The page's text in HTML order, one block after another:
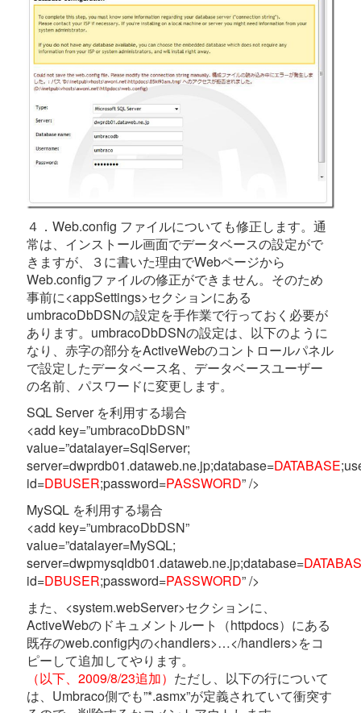
４．Web.config ファイルについても修正します。通
常は、インストール画面でデータベースの設定がで
きますが、３に書いた理由でWebページから
Web.configファイルの修正ができません。そのため
事前に<appSettings>セクションにある
umbracoDbDSNの設定を手作業で行っておく必要が
あります。umbracoDbDSNの設定は、以下のように
なり、赤字の部分をActiveWebのコントロールパネル
で設定したデータベース名、データベースユーザー
の名前、パスワードに変更します。
SQL Server を利用する場合
<add key=”umbracoDbDSN”
value=”datalayer=SqlServer;
server=dwprdb01.dataweb.ne.jp;database=DATABASE
id=DBUSER;password=PASSWORD” />
MySQL を利用する場合
<add key=”umbracoDbDSN”
value=”datalayer=MySQL;
server=dwpmysqldb01.dataweb.ne.jp;database=
id=DBUSER;password=PASSWORD” />
また、<system.webServer>セクションに、
ActiveWebのドキュメントルート（httpdocs）にある
既存のweb.config内の<handlers>…</handlers>をコ
ピーして追加してやります。
（以下、2009/8/23追加） ただし、以下の行について
は、Umbraco側でも”*.asmx”が定義されていて衝突す